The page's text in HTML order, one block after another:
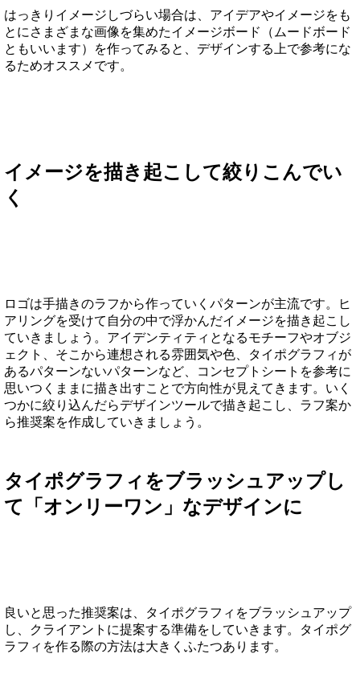
はっきりイメージしづらい場合は、アイデアやイメージをも
とにさまざまな画像を集めたイメージボード（ムードボード
ともいいます）を作ってみると、デザインする上で参考にな
るためオススメです。
イメージを描き起こして絞りこんでい
く
ロゴは手描きのラフから作っていくパターンが主流です。ヒ
アリングを受けて自分の中で浮かんだイメージを描き起こし
ていきましょう。アイデンティティとなるモチーフやオブジ
ェクト、そこから連想される雰囲気や色、タイポグラフィが
あるパターンないパターンなど、コンセプトシートを参考に
思いつくままに描き出すことで方向性が見えてきます。いく
つかに絞り込んだらデザインツールで描き起こし、ラフ案か
ら推奨案を作成していきましょう。
タイポグラフィをブラッシュアップし
て「オンリーワン」なデザインに
良いと思った推奨案は、タイポグラフィをブラッシュアップ
し、クライアントに提案する準備をしていきます。タイポグ
ラフィを作る際の方法は大きくふたつあります。